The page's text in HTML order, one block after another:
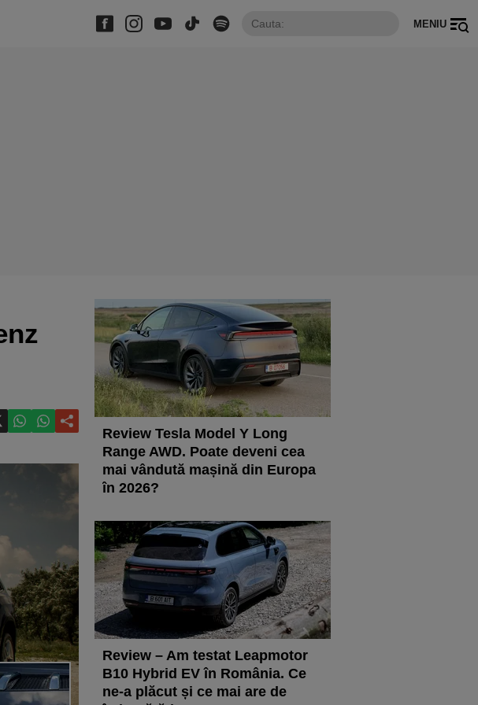
MENIU
Review Tesla Model Y Long
Range AWD. Poate deveni cea
mai vândută mașină din Europa
în 2026?
Review – Am testat Leapmotor
B10 Hybrid EV în România. Ce
ne-a plăcut și ce mai are de